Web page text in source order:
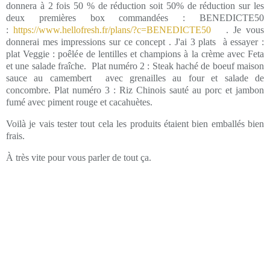
donnera à 2 fois 50 % de réduction soit 50% de réduction sur les
deux premières box commandées : BENEDICTE50
:https://www.hellofresh.fr/plans/?c=BENEDICTE50 . Je vous
donnerai mes impressions sur ce concept . J'ai 3 plats à essayer :
plat Veggie : poêlée de lentilles et champions à la crème avec Feta
et une salade fraîche. Plat numéro 2 : Steak haché de boeuf maison
sauce au camembert avec grenailles au four et salade de
concombre. Plat numéro 3 : Riz Chinois sauté au porc et jambon
fumé avec piment rouge et cacahuètes.
Voilà je vais tester tout cela les produits étaient bien emballés bien
frais.
À très vite pour vous parler de tout ça.